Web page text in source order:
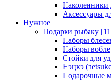
Наколенники
Аксессуары
Нужное
Подарки рыбаку
Наборы
Наборы
Стойки для
Нэцкэ
Подарочные